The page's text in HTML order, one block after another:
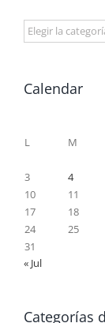
Categories
Calendar
L
M
3
4
10
11
17
18
24
25
31
« Jul
Categorías